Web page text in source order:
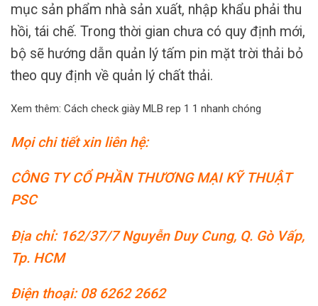
mục sản phẩm nhà sản xuất, nhập khẩu phải thu
hồi, tái chế. Trong thời gian chưa có quy định mới,
bộ sẽ hướng dẫn quản lý tấm pin mặt trời thải bỏ
theo quy định về quản lý chất thải.
Xem thêm: Cách check giày MLB rep 1 1 nhanh chóng
Mọi chi tiết xin liên hệ:
CÔNG TY CỔ PHẦN THƯƠNG MẠI KỸ THUẬT
PSC
Địa chỉ: 162/37/7 Nguyễn Duy Cung, Q. Gò Vấp,
Tp. HCM
Điện thoại: 08 6262 2662